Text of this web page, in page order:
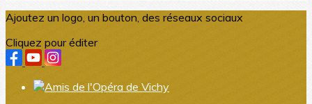
Ajoutez un logo, un bouton, des réseaux sociaux
Cliquez pour éditer